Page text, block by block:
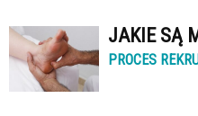
JAKIE SĄ
PROCES